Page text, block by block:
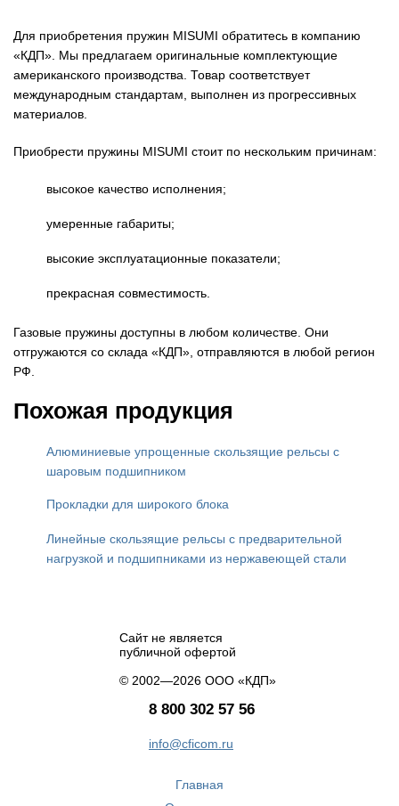
Для приобретения пружин MISUMI обратитесь в компанию
«КДП». Мы предлагаем оригинальные комплектующие
американского производства. Товар соответствует
международным стандартам, выполнен из прогрессивных
материалов.
Приобрести пружины MISUMI стоит по нескольким причинам:
высокое качество исполнения;
умеренные габариты;
высокие эксплуатационные показатели;
прекрасная совместимость.
Газовые пружины доступны в любом количестве. Они
отгружаются со склада «КДП», отправляются в любой регион
РФ.
Похожая продукция
Алюминиевые упрощенные скользящие рельсы с
шаровым подшипником
Прокладки для широкого блока
Линейные скользящие рельсы с предварительной
нагрузкой и подшипниками из нержавеющей стали
Сайт не является
публичной офертой
© 2002—2026 ООО «КДП»
8 800 302 57 56
info@cficom.ru
Главная